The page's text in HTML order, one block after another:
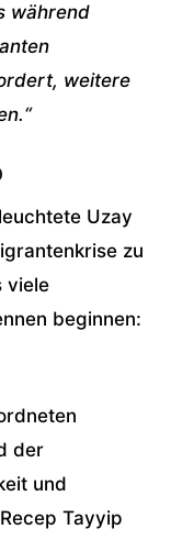
während
weitere
Uzay
zu
viele
beginnen:
der
und
Tayyip